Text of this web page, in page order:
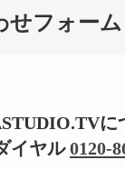
せフォーム
イヤル0120-